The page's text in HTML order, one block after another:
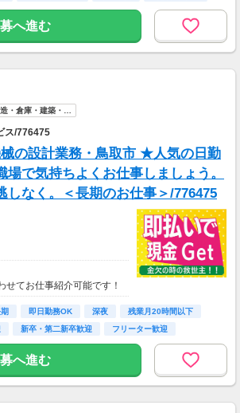
へ進む
・倉庫・建築・…
ス/776475
の設計業務・鳥取市 ★人気の日勤
場で気持ちよくお仕事しましょう。
しなく。＜長期のお仕事＞/776475
てお仕事紹介可能です！
即日勤務OK 深夜
残業月20時間以下
新卒・第二新卒歓迎 フリーター歓迎
へ進む